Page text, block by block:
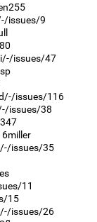
issues/9
issues/47
issues/116
issues/38
issues/35
11
15
issues/26